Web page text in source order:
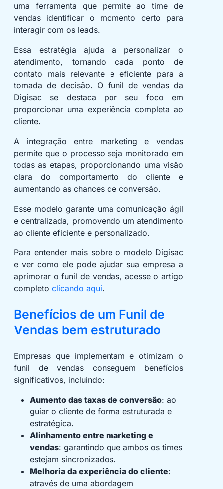
uma ferramenta que permite ao time de
vendas identificar o momento certo para
interagir com os leads.
Essa estratégia ajuda a personalizar o
atendimento, tornando cada ponto de
contato mais relevante e eficiente para a
tomada de decisão. O funil de vendas da
Digisac se destaca por seu foco em
proporcionar uma experiência completa ao
cliente.
A integração entre marketing e vendas
permite que o processo seja monitorado em
todas as etapas, proporcionando uma visão
clara do comportamento do cliente e
aumentando as chances de conversão.
Esse modelo garante uma comunicação ágil
e centralizada, promovendo um atendimento
ao cliente eficiente e personalizado.
Para entender mais sobre o modelo Digisac
e ver como ele pode ajudar sua empresa a
aprimorar o funil de vendas, acesse o artigo
completo clicando aqui.
Benefícios de um Funil de
Vendas bem estruturado
Empresas que implementam e otimizam o
funil de vendas conseguem benefícios
significativos, incluindo:
Aumento das taxas de conversão: ao
guiar o cliente de forma estruturada e
estratégica.
Alinhamento entre marketing e
vendas: garantindo que ambos os times
estejam sincronizados.
Melhoria da experiência do cliente:
através de uma abordagem